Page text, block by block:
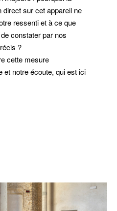
direct sur cet appareil ne
ressenti et à ce que
constater par nos
?
cette mesure
et notre écoute, qui est ici